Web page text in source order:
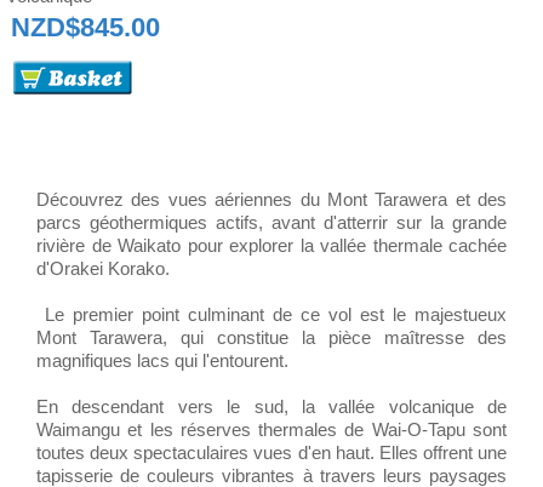
NZD$845.00
Découvrez des vues aériennes du Mont Tarawera et des
parcs géothermiques actifs, avant d'atterrir sur la grande
rivière de Waikato pour explorer la vallée thermale cachée
d'Orakei Korako.
Le premier point culminant de ce vol est le majestueux
Mont Tarawera, qui constitue la pièce maîtresse des
magnifiques lacs qui l'entourent.
En descendant vers le sud, la vallée volcanique de
Waimangu et les réserves thermales de Wai-O-Tapu sont
toutes deux spectaculaires vues d'en haut. Elles offrent une
tapisserie de couleurs vibrantes à travers leurs paysages